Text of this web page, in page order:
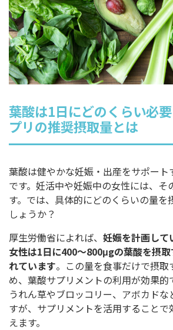
葉酸は1日にどのくらい必
プリの推奨摂取量とは
葉酸は健やかな妊娠・出産をサポート
です。妊活中や妊娠中の女性には、そ
す。では、具体的にどのくらいの量を
しょうか？
厚生労働省によれば、 妊娠を計画して
女性は1日に400～800μgの葉酸を摂
れています。この量を食事だけで摂取
め、葉酸サプリメントの利用が効果的
うれん草やブロッコリー、アボカド
すが、サプリメントを活用すること
えます。